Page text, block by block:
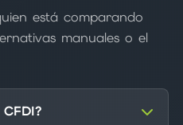
está comparando
manuales o el